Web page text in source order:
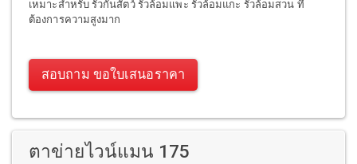
เหมาะสำหรับ รั้วกั้นสัตว์ รั้วล้อมแพะ รั้วล้อมแกะ รั้วล้อมสวน ที่
ต้องการความสูงมาก
สอบถาม ขอใบเสนอราคา
ตาข่ายไวน์แมน 175